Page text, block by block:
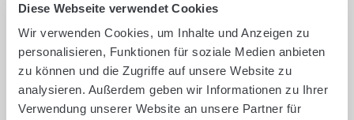
Diese Webseite verwendet Cookies
Wir verwenden Cookies, um Inhalte und Anzeigen zu
personalisieren, Funktionen für soziale Medien anbieten
zu können und die Zugriffe auf unsere Website zu
analysieren. Außerdem geben wir Informationen zu Ihrer
Verwendung unserer Website an unsere Partner für
verwendeten Cookies sind so genannte
“Session-Cookies”. Sie werden nach Ende Ihres
Besuchs automatisch gelöscht. Andere Cookies
bleiben auf Ihrem Endgerät gespeichert bis Sie
diese löschen. Diese Cookies ermöglichen es uns,